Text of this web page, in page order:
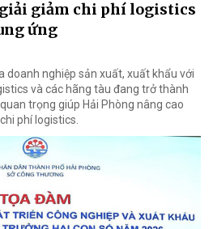
giảm chi phí logistics
ứng
doanh nghiệp sản xuất, xuất khẩu với
và các hãng tàu đang trở thành
trọng giúp Hải Phòng nâng cao
phí logistics.